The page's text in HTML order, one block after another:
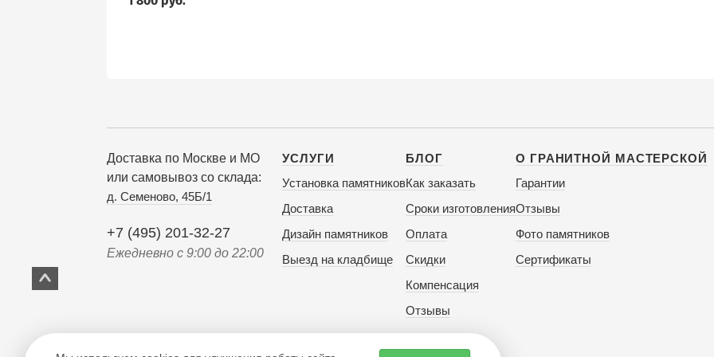
Доставка по Москве и МО
или самовывоз со склада:
д. Семеново, 45Б/1
+7 (495) 201-32-27
Ежедневно с 9:00 до 22:00
УСЛУГИ
Установка памятников
Доставка
Дизайн памятников
Выезд на кладбище
БЛОГ
Как заказать
Сроки изготовления
Оплата
Скидки
Компенсация
Отзывы
О ГРАНИТНОЙ МАСТЕРСКОЙ
Гарантии
Отзывы
Фото памятников
Сертификаты